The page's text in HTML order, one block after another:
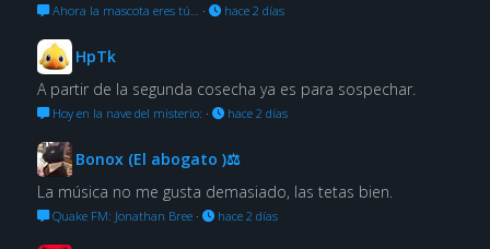
Ahora la mascota eres tú… · hace 2 días
HpTk
A partir de la segunda cosecha ya es para sospechar.
Hoy en la nave del misterio: · hace 2 días
Bonox (El abogato )⚖
La música no me gusta demasiado, las tetas bien.
Quake FM: Jonathan Bree· hace 2 días